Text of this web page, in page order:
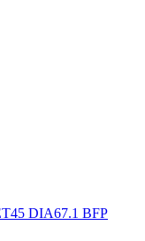
DIA67.1 BFP